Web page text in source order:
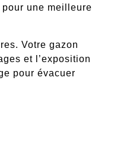
une meilleure
. Votre gazon
et l’exposition
pour évacuer